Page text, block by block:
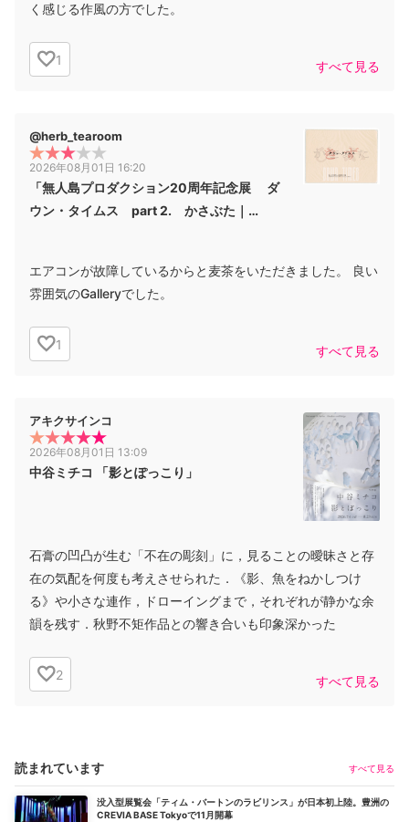
く感じる作風の方でした。
1 すべて見る
@herb_tearoom
2026年08月01日 16:20
「無人島プロダクション20周年記念展 ダ
ウン・タイムス part 2. かさぶた｜
エアコンが故障しているからと麦茶をいただきました。 良い
雰囲気のGalleryでした。
1 すべて見る
アキクサインコ
2026年08月01日 13:09
中谷ミチコ 「影とぽっこり」
石膏の凹凸が生む「不在の彫刻」に，見ることの曖昧さと存
在の気配を何度も考えさせられた．《影、魚をねかしつけ
る》や小さな連作，ドローイングまで，それぞれが静かな余
韻を残す．秋野不矩作品との響き合いも印象深かった
2 すべて見る
読まれています すべて見る
没入型展覧会「ティム・バートンのラビリンス」が日本初上陸。豊洲の
CREVIA BASE Tokyoで11月開幕